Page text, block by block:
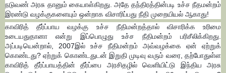
நடுவண் அரசு தானும் கையாள்கிறது. அதே தந்திரத்தின்படி உச்ச நீதமன்றம்
இரண்டு வழக்குகளையும் ஒன்றாக விசாரிப்பது நீதி முறையியல் ஆகாது!
காவிரித் தீர்ப்பாய வழக்கு உச்ச நீதிமன்றத்தால் விசாரிக்க உரிமை
உடையதுதானா என்று இப்பொழுது உச்ச நீதிமன்றம் பரிசீலிக்கிறது.
அப்படியென்றால், 2007இல் உச்ச நீதிமன்றம் அவ்வழக்கை ஏன் ஏற்றுக்
கொண்டது? ஏற்றுக் கொண்டதுடன் இறுதி முடிவு வரும் வரை, தற்போதுள்ள
காவிரித் தீர்ப்பாயத்தின் தீர்ப்பை அரசிதழில் வெளியிட்டு இந்திய அரசு